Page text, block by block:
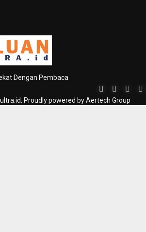
Dengan Pembaca
Proudly powered by Aertech Group